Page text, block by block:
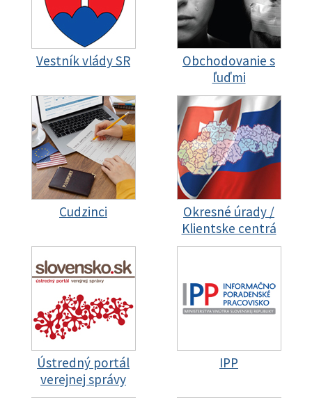
Vestník vlády SR
Obchodovanie s
ľuďmi
Cudzinci
Okresné úrady /
Klientske centrá
Ústredný portál
verejnej správy
IPP